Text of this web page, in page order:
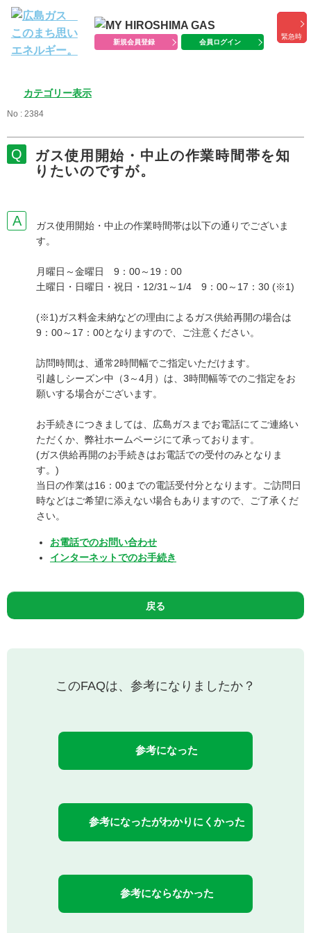
新規会員登録 会員ログイン
緊急時
カテゴリー表示
No : 2384
ガス使用開始・中止の作業時間帯を知
りたいのですが。
ガス使用開始・中止の作業時間帯は以下の通りでございま
す。
月曜日～金曜日 9：00～19：00
土曜日・日曜日・祝日・12/31～1/4 9：00～17：30 (※1)
(※1)ガス料金未納などの理由によるガス供給再開の場合は
9：00～17：00となりますので、ご注意ください。
訪問時間は、通常2時間幅でご指定いただけます。
引越しシーズン中（3～4月）は、3時間幅等でのご指定をお
願いする場合がございます。
お手続きにつきましては、広島ガスまでお電話にてご連絡い
ただくか、弊社ホームページにて承っております。
(ガス供給再開のお手続きはお電話での受付のみとなりま
す。)
当日の作業は16：00までの電話受付分となります。ご訪問日
時などはご希望に添えない場合もありますので、ご了承くだ
さい。
お電話でのお問い合わせ
インターネットでのお手続き
戻る
このFAQは、参考になりましたか？
参考になった
参考になったがわかりにくかった
参考にならなかった